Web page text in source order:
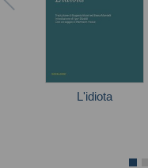
L'idiota